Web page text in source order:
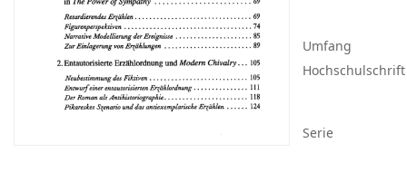
Umfang
Hochschulschrift
Serie